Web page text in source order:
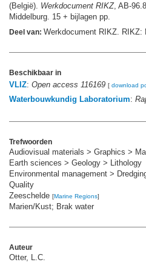
(België). Werkdocument RIKZ, AB-
Middelburg. 15 + bijlagen pp.
Deel van: Werkdocument RIKZ. RIKZ:
Beschikbaar in
VLIZ: Open access 116169 [ download
Waterbouwkundig Laboratorium:
Trefwoorden
Audiovisual materials > Graphics >
Earth sciences > Geology > Lithology
Environmental management >
Quality
Zeeschelde [Marine Regions]
Marien/Kust; Brak water
Auteur
Otter, L.C.